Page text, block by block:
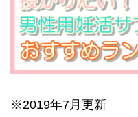
※2019年7月更新